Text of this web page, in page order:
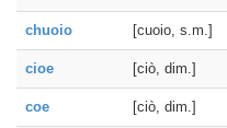
chuoio [cuoio, s.m.]
cioe [ciò, dim.]
coe [ciò, dim.]